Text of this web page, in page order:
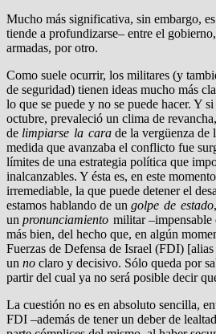
Mucho más significativa, sin embargo,
tiende a profundizarse– entre el
armadas, por otro.
Como suele ocurrir, los militares (y
de seguridad) tienen ideas mucho más
lo que se puede y no se puede hacer. Y
octubre, prevaleció un clima de
de limpiarse la cara de la vergüenza de
medida que avanzaba el conflicto fue
límites de una estrategia política que
inalcanzables. Y ésta es, en este
irremediable, la que puede detener el
estamos hablando de un golpe de estado
un pronunciamiento militar –impensable
más bien, del hecho que, en algún
Fuerzas de Defensa de Israel (FDI) [alias
un no claro y decisivo. Sólo queda por
partir del cual ya no será posible decir
La cuestión no es en absoluto sencilla,
FDI –además de tener un deber de